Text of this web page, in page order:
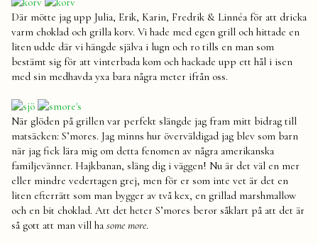
Där mötte jag upp Julia, Erik, Karin, Fredrik & Linnéa för att dricka
varm choklad och grilla korv. Vi hade med egen grill och hittade en
liten udde där vi hängde själva i lugn och ro tills en man som
bestämt sig för att vinterbada kom och hackade upp ett hål i isen
med sin medhavda yxa bara några meter ifrån oss.
När glöden på grillen var perfekt slängde jag fram mitt bidrag till
matsäcken: S’mores. Jag minns hur överväldigad jag blev som barn
när jag fick lära mig om detta fenomen av några amerikanska
familjevänner. Hajkbanan, släng dig i väggen! Nu är det väl en mer
eller mindre vedertagen grej, men för er som inte vet är det en
liten efterrätt som man bygger av två kex, en grillad marshmallow
och en bit choklad. Att det heter S’mores beror såklart på att det är
så gott att man vill ha some more.